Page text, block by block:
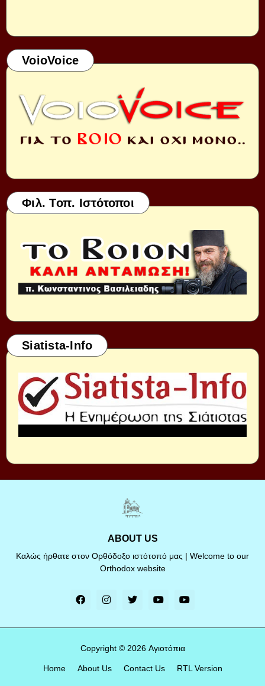
VoioVoice
Φιλ. Τοπ. Ιστότοποι
Siatista-Info
ABOUT US
Καλώς ήρθατε στον Ορθόδοξο ιστότοπό μας | Welcome to our
Orthodox website
Copyright © 2026 Αγιοτόπια
Home About Us Contact Us RTL Version